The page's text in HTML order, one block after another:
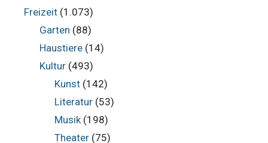
Freizeit (1.073)
Garten (88)
Haustiere(14)
Kultur(493)
Kunst (142)
Literatur (53)
Musik(198)
Theater (75)